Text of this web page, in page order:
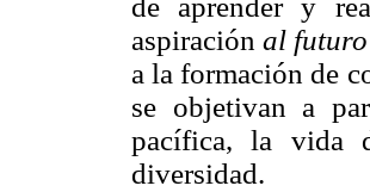
de aprender y
aspiraciónal futuro
a la formación de
se objetivan a
pacífica, la vida
diversidad.